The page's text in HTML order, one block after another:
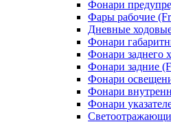
Фонари
Фары рабочие
Дневные
Фонари
Фонари заднего
Фонари задние
Фонари
Фонари
Фонари